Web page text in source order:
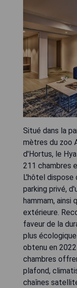
Situé dans la
mètres du zoo
d'Hortus, le
211 chambres
L'hôtel dispose
parking privé,
hammam, ainsi
extérieure.
faveur de la
plus
obtenu en
chambres
plafond,
chaînes